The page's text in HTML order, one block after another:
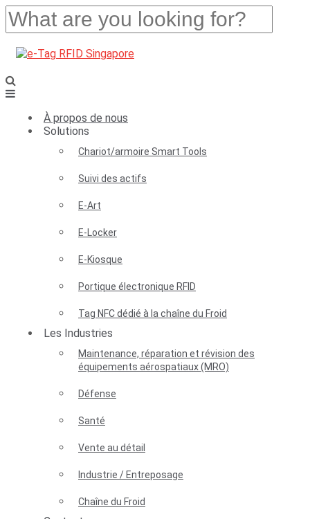
À propos de nous
Solutions
Chariot/armoire Smart Tools
Suivi des actifs
E-Art
E-Locker
E-Kiosque
Portique électronique RFID
Tag NFC dédié à la chaîne du Froid
Les Industries
Maintenance, réparation et révision des
équipements aérospatiaux (MRO)
Défense
Santé
Vente au détail
Industrie / Entreposage
Chaîne du Froid